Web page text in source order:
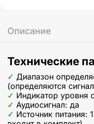
Описание
Технические
Диапазон
(определяются
Индикатор уровня
Аудиосигнал: да
Источник питания: